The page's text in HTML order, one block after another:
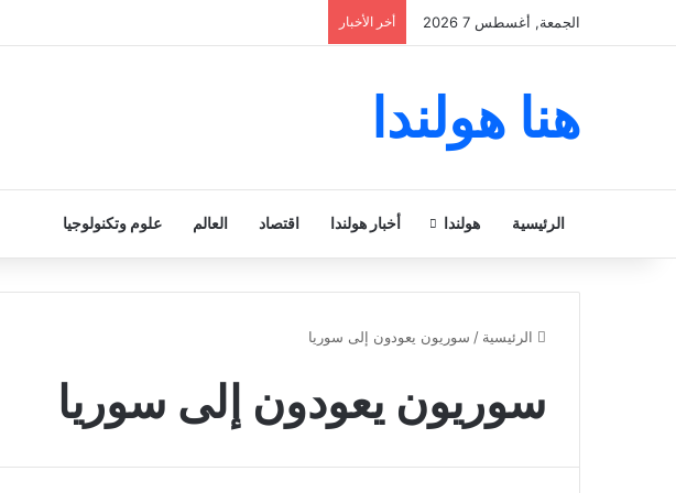
الجمعة, أغسطس 7 2026 أخر الأخبار
هنا هولندا
الرئيسية هولندا أخبار هولندا اقتصاد العالم علوم وتكنولوجيا
الرئيسية / سوريون يعودون إلى سوريا
سوريون يعودون إلى سوريا